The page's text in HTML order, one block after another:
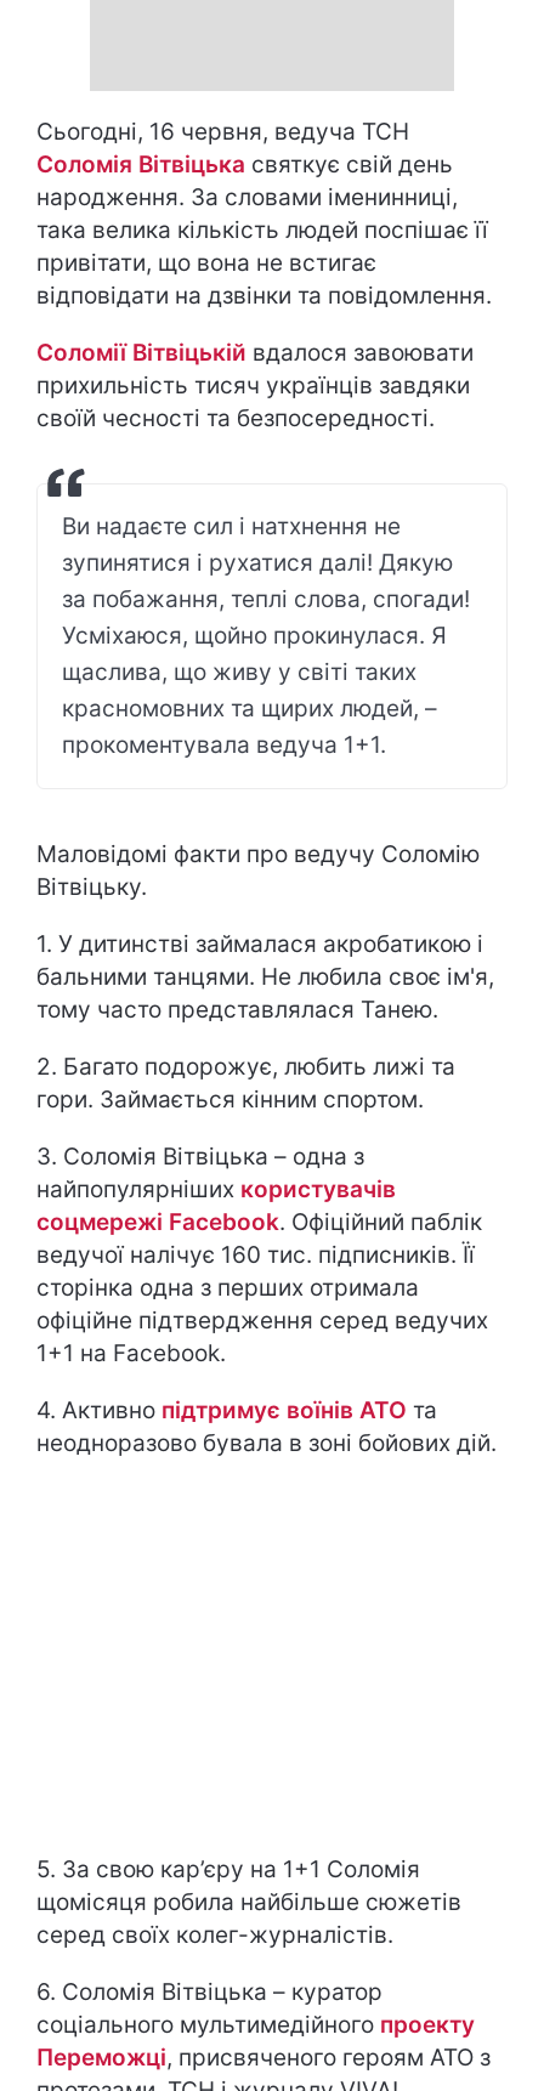
Сьогодні, 16 червня, ведуча ТСН
Соломія Вітвіцька святкує свій день
народження. За словами іменинниці,
така велика кількість людей поспішає її
привітати, що вона не встигає
відповідати на дзвінки та повідомлення.
Соломії Вітвіцькій вдалося завоювати
прихильність тисяч українців завдяки
своїй чесності та безпосередності.
Ви надаєте сил і натхнення не
зупинятися і рухатися далі! Дякую
за побажання, теплі слова, спогади!
Усміхаюся, щойно прокинулася. Я
щаслива, що живу у світі таких
красномовних та щирих людей, –
прокоментувала ведуча 1+1.
Маловідомі факти про ведучу Соломію
Вітвіцьку.
1. У дитинстві займалася акробатикою і
бальними танцями. Не любила своє ім'я,
тому часто представлялася Танею.
2. Багато подорожує, любить лижі та
гори. Займається кінним спортом.
3. Соломія Вітвіцька – одна з
найпопулярніших користувачів
соцмережі Facebook. Офіційний паблік
ведучої налічує 160 тис. підписників. Її
сторінка одна з перших отримала
офіційне підтвердження серед ведучих
1+1 на Facebook.
4. Активно підтримує воїнів АТО та
неодноразово бувала в зоні бойових дій.
5. За свою кар’єру на 1+1 Соломія
щомісяця робила найбільше сюжетів
серед своїх колег-журналістів.
6. Соломія Вітвіцька – куратор
соціального мультимедійного проекту
Переможці, присвяченого героям АТО з